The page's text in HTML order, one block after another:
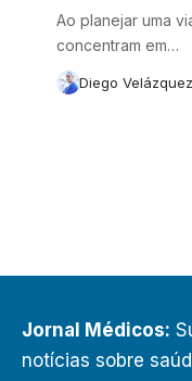
Ao planejar uma
concentram em…
Diego Velázquez
Jornal Médicos:
notícias sobre